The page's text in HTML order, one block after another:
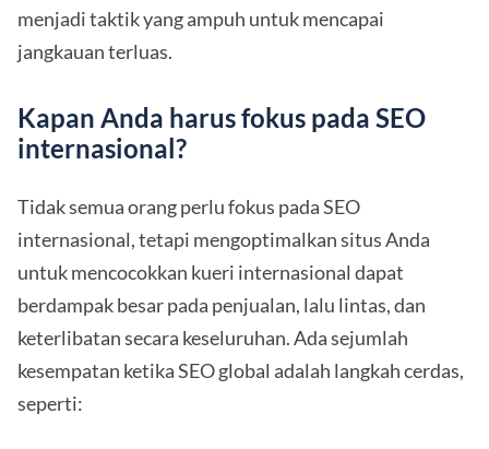
menjadi taktik yang ampuh untuk mencapai
jangkauan terluas.
Kapan Anda harus fokus pada SEO
internasional?
Tidak semua orang perlu fokus pada SEO
internasional, tetapi mengoptimalkan situs Anda
untuk mencocokkan kueri internasional dapat
berdampak besar pada penjualan, lalu lintas, dan
keterlibatan secara keseluruhan. Ada sejumlah
kesempatan ketika SEO global adalah langkah cerdas,
seperti: